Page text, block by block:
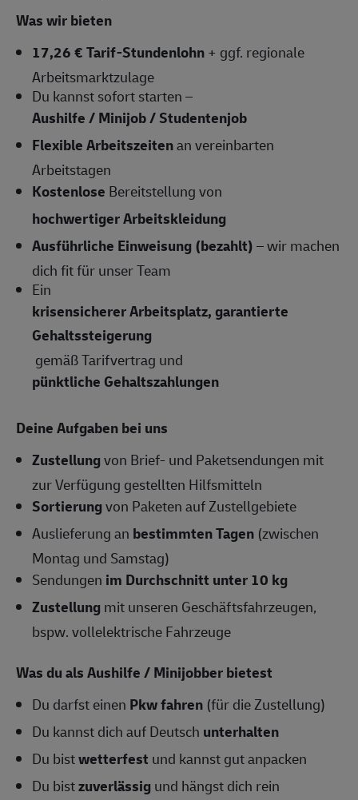
Was wir bieten
17,26 € Tarif-Stundenlohn+ ggf. regionale
Arbeitsmarktzulage
Du kannst sofort starten –
Aushilfe / Minijob / Studentenjob
Flexible Arbeitszeitenan vereinbarten
Arbeitstagen
Kostenlose Bereitstellung von
hochwertiger Arbeitskleidung
Ausführliche Einweisung (bezahlt)– wir machen
dich fit für unser Team
Ein
krisensicherer Arbeitsplatz, garantierte
Gehaltssteigerung
gemäß Tarifvertrag und
pünktliche Gehaltszahlungen
Deine Aufgaben bei uns
Zustellungvon Brief- und Paketsendungen mit
zur Verfügung gestellten Hilfsmitteln
Sortierungvon Paketen auf Zustellgebiete
Auslieferung an bestimmten Tagen (zwischen
Montag und Samstag)
Sendungen im Durchschnitt unter 10 kg
Zustellungmit unseren Geschäftsfahrzeugen,
bspw. vollelektrische Fahrzeuge
Was du als Aushilfe / Minijobber bietest
Du darfst einen Pkw fahren (für die Zustellung)
Du kannst dich auf Deutsch unterhalten
Du bistwetterfest und kannst gut anpacken
Du bistzuverlässigund hängst dich rein